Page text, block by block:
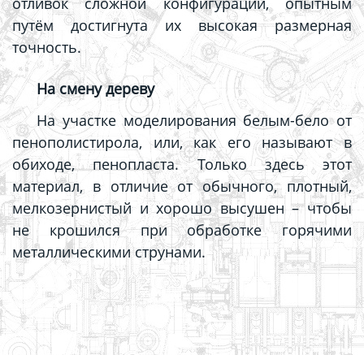
путём достигнута их высокая размерная
точность.
На смену дереву
На участке моделирования белым-бело от
пенополистирола, или, как его называют в
обиходе, пенопласта. Только здесь этот
материал, в отличие от обычного, плотный,
мелкозернистый и хорошо высушен – чтобы
не крошился при обработке горячими
металлическими струнами.